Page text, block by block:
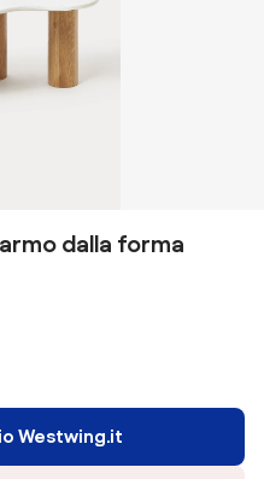
dalla forma
Westwing.it